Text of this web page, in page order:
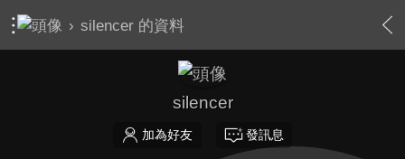
› silencer 的資料
silencer
加為好友 發訊息